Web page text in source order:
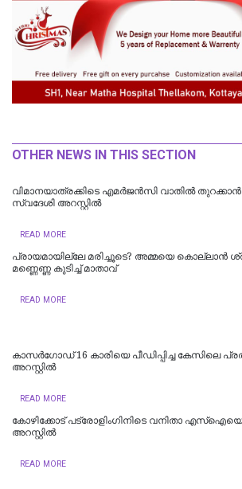
OTHER NEWS IN THIS SECTION
വിമാനയാത്രക്കിടെ എമര്‍ജന്‍സി വാതില്‍ തുറക്കാന്‍
സ്വദേശി അറസ്റ്റില്‍
READ MORE
പ്രായമായില്ലേ മരിച്ചൂടെ? അമ്മയെ കൊല്ലാൻ
മണ്ണെണ്ണ കുടിച്ച് മാതാവ്
READ MORE
കാസർഗോഡ് 16 കാരിയെ പീഡിപ്പിച്ച കേസിലെ
അറസ്റ്റിൽ
READ MORE
കോഴിക്കോട് പട്രോളിംഗിനിടെ വനിതാ എസ്ഐയെ
അറസ്റ്റിൽ
READ MORE